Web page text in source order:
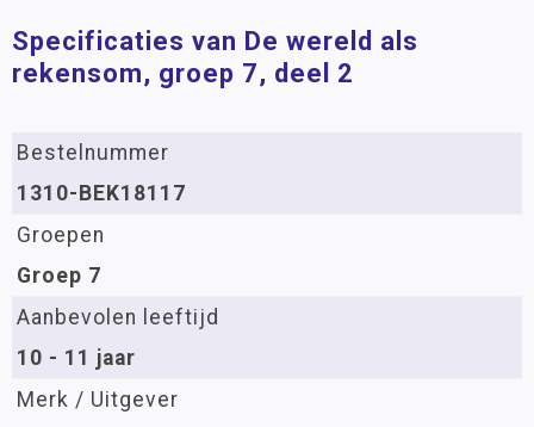
Specificaties van De wereld als
rekensom, groep 7, deel 2
Bestelnummer
1310-BEK18117
Groepen
Groep 7
Aanbevolen leeftijd
10 - 11 jaar
Merk / Uitgever